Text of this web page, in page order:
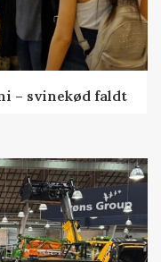
– svinekød faldt